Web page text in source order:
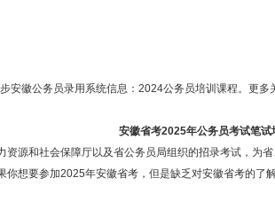
徽公务员录用系统信息：2024公务员培训课程。更
安徽省考2025年公务员考试笔试
和社会保障厅以及省公务员局组织的招录考试，为省
你想要参加2025年安徽省考，但是缺乏对安徽省考的